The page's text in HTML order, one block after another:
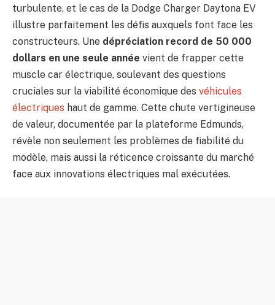
turbulente, et le cas de la Dodge Charger Daytona EV
illustre parfaitement les défis auxquels font face les
constructeurs. Une dépréciation record de 50 000
dollars en une seule année vient de frapper cette
muscle car électrique, soulevant des questions
cruciales sur la viabilité économique des véhicules
électriques haut de gamme. Cette chute vertigineuse
de valeur, documentée par la plateforme Edmunds,
révèle non seulement les problèmes de fiabilité du
modèle, mais aussi la réticence croissante du marché
face aux innovations électriques mal exécutées.